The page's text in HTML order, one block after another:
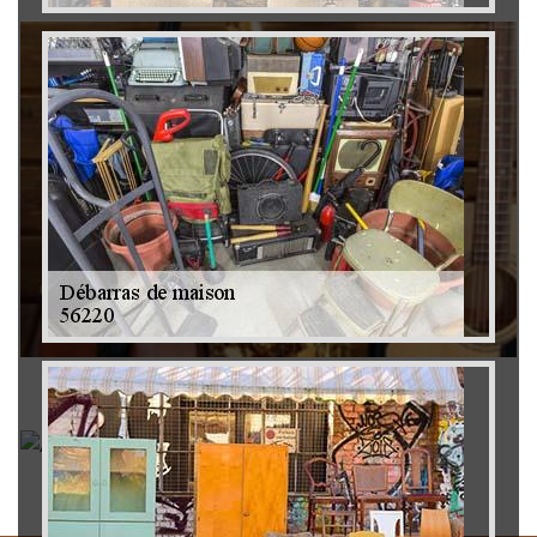
Rachat instrument de musique 79
Achat antiquité 79